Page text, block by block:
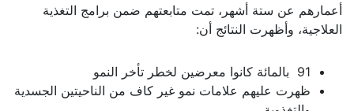
أعمارهم عن ستة أشهر، تمت متابعتهم ضمن برامج التغذية
العلاجية، وأظهرت النتائج أن:
91 بالمائة كانوا معرضين لخطر تأخر النمو
ظهرت عليهم علامات نمو غير كاف من الناحيتين الجسدية